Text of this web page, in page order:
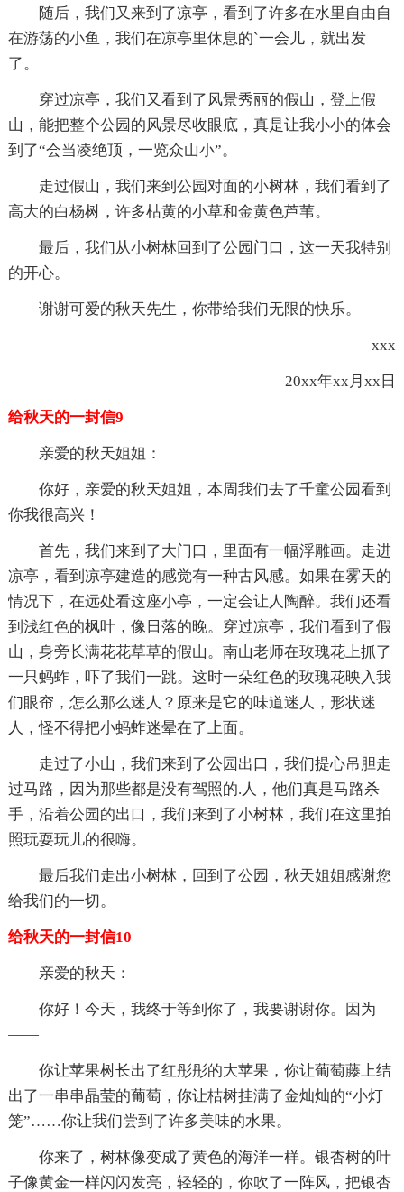
随后，我们又来到了凉亭，看到了许多在水里自由自
在游荡的小鱼，我们在凉亭里休息的`一会儿，就出发
了。
穿过凉亭，我们又看到了风景秀丽的假山，登上假
山，能把整个公园的风景尽收眼底，真是让我小小的体会
到了“会当凌绝顶，一览众山小”。
走过假山，我们来到公园对面的小树林，我们看到了
高大的白杨树，许多枯黄的小草和金黄色芦苇。
最后，我们从小树林回到了公园门口，这一天我特别
的开心。
谢谢可爱的秋天先生，你带给我们无限的快乐。
xxx
20xx年xx月xx日
给秋天的一封信9
亲爱的秋天姐姐：
你好，亲爱的秋天姐姐，本周我们去了千童公园看到
你我很高兴！
首先，我们来到了大门口，里面有一幅浮雕画。走进
凉亭，看到凉亭建造的感觉有一种古风感。如果在雾天的
情况下，在远处看这座小亭，一定会让人陶醉。我们还看
到浅红色的枫叶，像日落的晚。穿过凉亭，我们看到了假
山，身旁长满花花草草的假山。南山老师在玫瑰花上抓了
一只蚂蚱，吓了我们一跳。这时一朵红色的玫瑰花映入我
们眼帘，怎么那么迷人？原来是它的味道迷人，形状迷
人，怪不得把小蚂蚱迷晕在了上面。
走过了小山，我们来到了公园出口，我们提心吊胆走
过马路，因为那些都是没有驾照的.人，他们真是马路杀
手，沿着公园的出口，我们来到了小树林，我们在这里拍
照玩耍玩儿的很嗨。
最后我们走出小树林，回到了公园，秋天姐姐感谢您
给我们的一切。
给秋天的一封信10
亲爱的秋天：
你好！今天，我终于等到你了，我要谢谢你。因为
——
你让苹果树长出了红彤彤的大苹果，你让葡萄藤上结
出了一串串晶莹的葡萄，你让桔树挂满了金灿灿的“小灯
笼”……你让我们尝到了许多美味的水果。
你来了，树林像变成了黄色的海洋一样。银杏树的叶
子像黄金一样闪闪发亮，轻轻的，你吹了一阵风，把银杏